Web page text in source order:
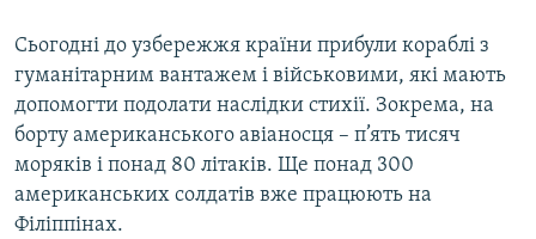
Усі сайти RFE/RL
Сьогодні до узбережжя країни прибули кораблі з
гуманітарним вантажем і військовими, які мають
допомогти подолати наслідки стихії. Зокрема, на
борту американського авіаносця – п’ять тисяч
моряків і понад 80 літаків. Ще понад 300
американських солдатів вже працюють на
Філіппінах.